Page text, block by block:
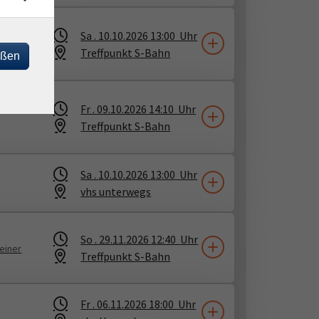
Sa . 10.10.2026 13:00 Uhr
Treffpunkt S-Bahn
Fr . 09.10.2026 14:10 Uhr
Treffpunkt S-Bahn
Sa . 10.10.2026 13:00 Uhr
vhs unterwegs
So . 29.11.2026 12:40 Uhr
Treffpunkt S-Bahn
Fr . 06.11.2026 18:00 Uhr